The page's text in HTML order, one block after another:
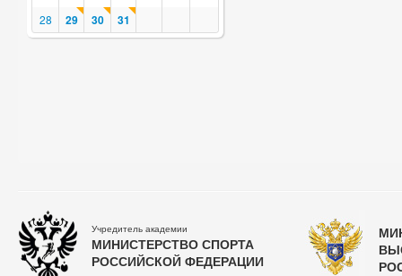
28
29 30 31
Учредитель академии
МИНИСТЕРСТВО СПОРТА
РОССИЙСКОЙ ФЕДЕРАЦИИ